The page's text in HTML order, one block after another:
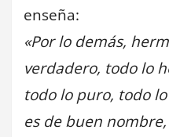
enseña:
«Por lo demás,
verdadero, todo lo
todo lo puro, todo
es de buen